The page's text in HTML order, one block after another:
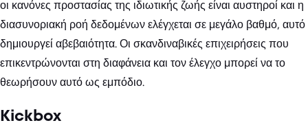
οι κανόνες προστασίας της ιδιωτικής ζωής είναι αυστηροί και η
διασυνοριακή ροή δεδομένων ελέγχεται σε μεγάλο βαθμό, αυτό
δημιουργεί αβεβαιότητα. Οι σκανδιναβικές επιχειρήσεις που
επικεντρώνονται στη διαφάνεια και τον έλεγχο μπορεί να το
θεωρήσουν αυτό ως εμπόδιο.
Kickbox